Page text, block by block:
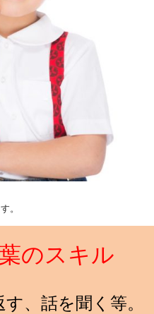
。
のスキル
、話を聞く等。